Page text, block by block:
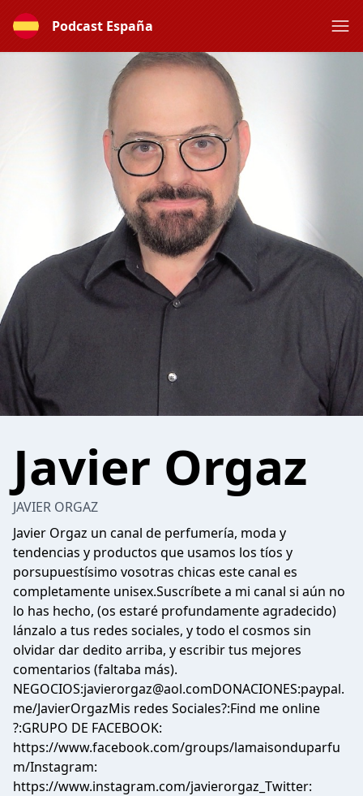
Podcast España
Javier Orgaz
JAVIER ORGAZ
Javier Orgaz un canal de perfumería, moda y
tendencias y productos que usamos los tíos y
porsupuestísimo vosotras chicas este canal es
completamente unisex.Suscríbete a mi canal si aún no
lo has hecho, (os estaré profundamente agradecido)
lánzalo a tus redes sociales, y todo el cosmos sin
olvidar dar dedito arriba, y escribir tus mejores
comentarios (faltaba más).
NEGOCIOS:javierorgaz@aol.comDONACIONES:paypal.
me/JavierOrgazMis redes Sociales?:Find me online
?:GRUPO DE FACEBOOK:
https://www.facebook.com/groups/lamaisonduparfu
m/Instagram:
https://www.instagram.com/javierorgaz_Twitter: